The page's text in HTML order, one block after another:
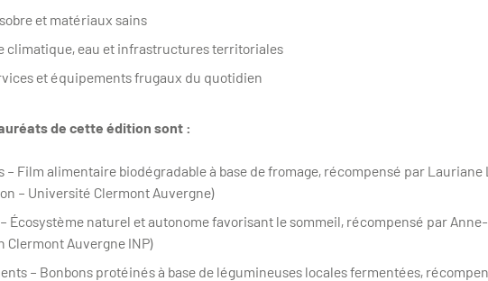
et matériaux sains
climatique, eau et infrastructures territoriales
et équipements frugaux du quotidien
de cette édition sont :
– Film alimentaire biodégradable à base de fromage, récompensé par
– Université Clermont Auvergne)
Écosystème naturel et autonome favorisant le sommeil, récompensé par
Clermont Auvergne INP)
– Bonbons protéinés à base de légumineuses locales fermentées,